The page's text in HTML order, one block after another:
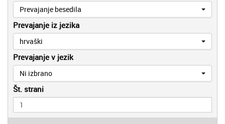
Prevajanje besedila
Prevajanje iz jezika
hrvaški
Prevajanje v jezik
Ni izbrano
Št. strani